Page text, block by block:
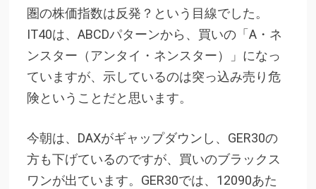
圏の株価指数は反発？という目線でした。
IT40は、ABCDパターンから、買いの「A・ネ
ンスター（アンタイ・ネンスター）」になっ
ていますが、示しているのは突っ込み売り危
険ということだと思います。
今朝は、DAXがギャップダウンし、GER30の
方も下げているのですが、買いのブラックス
ワンが出ています。GER30では、12090あた